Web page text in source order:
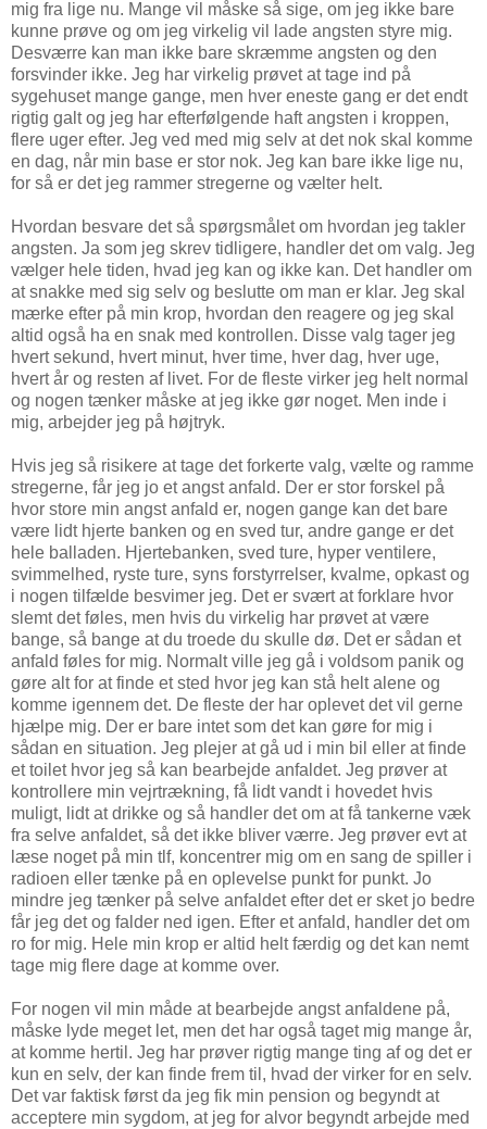
mig fra lige nu. Mange vil måske så sige, om jeg ikke bare
kunne prøve og om jeg virkelig vil lade angsten styre mig.
Desværre kan man ikke bare skræmme angsten og den
forsvinder ikke. Jeg har virkelig prøvet at tage ind på
sygehuset mange gange, men hver eneste gang er det endt
rigtig galt og jeg har efterfølgende haft angsten i kroppen,
flere uger efter. Jeg ved med mig selv at det nok skal komme
en dag, når min base er stor nok. Jeg kan bare ikke lige nu,
for så er det jeg rammer stregerne og vælter helt.
Hvordan besvare det så spørgsmålet om hvordan jeg takler
angsten. Ja som jeg skrev tidligere, handler det om valg. Jeg
vælger hele tiden, hvad jeg kan og ikke kan. Det handler om
at snakke med sig selv og beslutte om man er klar. Jeg skal
mærke efter på min krop, hvordan den reagere og jeg skal
altid også ha en snak med kontrollen. Disse valg tager jeg
hvert sekund, hvert minut, hver time, hver dag, hver uge,
hvert år og resten af livet. For de fleste virker jeg helt normal
og nogen tænker måske at jeg ikke gør noget. Men inde i
mig, arbejder jeg på højtryk.
Hvis jeg så risikere at tage det forkerte valg, vælte og ramme
stregerne, får jeg jo et angst anfald. Der er stor forskel på
hvor store min angst anfald er, nogen gange kan det bare
være lidt hjerte banken og en sved tur, andre gange er det
hele balladen. Hjertebanken, sved ture, hyper ventilere,
svimmelhed, ryste ture, syns forstyrrelser, kvalme, opkast og
i nogen tilfælde besvimer jeg. Det er svært at forklare hvor
slemt det føles, men hvis du virkelig har prøvet at være
bange, så bange at du troede du skulle dø. Det er sådan et
anfald føles for mig. Normalt ville jeg gå i voldsom panik og
gøre alt for at finde et sted hvor jeg kan stå helt alene og
komme igennem det. De fleste der har oplevet det vil gerne
hjælpe mig. Der er bare intet som det kan gøre for mig i
sådan en situation. Jeg plejer at gå ud i min bil eller at finde
et toilet hvor jeg så kan bearbejde anfaldet. Jeg prøver at
kontrollere min vejrtrækning, få lidt vandt i hovedet hvis
muligt, lidt at drikke og så handler det om at få tankerne væk
fra selve anfaldet, så det ikke bliver værre. Jeg prøver evt at
læse noget på min tlf, koncentrer mig om en sang de spiller i
radioen eller tænke på en oplevelse punkt for punkt. Jo
mindre jeg tænker på selve anfaldet efter det er sket jo bedre
får jeg det og falder ned igen. Efter et anfald, handler det om
ro for mig. Hele min krop er altid helt færdig og det kan nemt
tage mig flere dage at komme over.
For nogen vil min måde at bearbejde angst anfaldene på,
måske lyde meget let, men det har også taget mig mange år,
at komme hertil. Jeg har prøver rigtig mange ting af og det er
kun en selv, der kan finde frem til, hvad der virker for en selv.
Det var faktisk først da jeg fik min pension og begyndt at
acceptere min sygdom, at jeg for alvor begyndt arbejde med